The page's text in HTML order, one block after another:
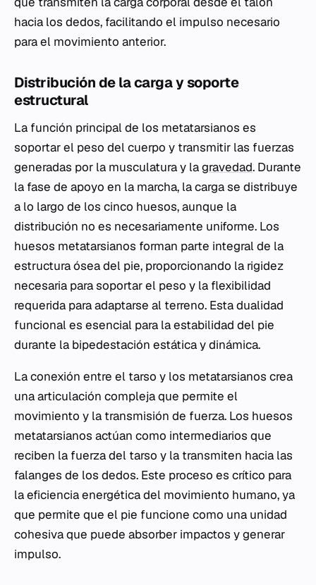
hacia los dedos, facilitando el impulso necesario
para el movimiento anterior.
Distribución de la carga y soporte
estructural
La función principal de los metatarsianos es
soportar el peso del cuerpo y transmitir las fuerzas
generadas por la musculatura y lagravedad. Durante
la fase de apoyo en la marcha, la carga se distribuye
a lo largo de los cinco huesos, aunque la
distribución no es necesariamente uniforme. Los
huesos metatarsianos forman parte integral de la
estructura ósea del pie, proporcionando la rigidez
necesaria para soportar el peso y la flexibilidad
requerida para adaptarse al terreno. Esta dualidad
funcional es esencial para la estabilidad del pie
durante la bipedestación estática y dinámica.
La conexión entre el tarso y los metatarsianos crea
una articulación compleja que permite el
movimiento y la transmisión de fuerza. Los huesos
metatarsianos actúan como intermediarios que
reciben la fuerza del tarso y la transmiten hacia las
falanges de los dedos. Este proceso es crítico para
la eficiencia energética del movimiento humano, ya
que permite que el pie funcione como una unidad
cohesiva que puede absorber impactos y generar
impulso.